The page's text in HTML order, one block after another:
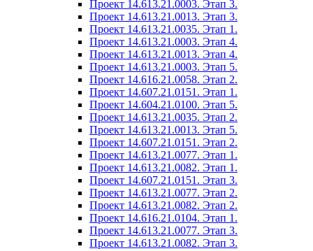
Проект 14.613.21.0003. Этап 3.
Проект 14.613.21.0013. Этап 3.
Проект 14.613.21.0035. Этап 1.
Проект 14.613.21.0003. Этап 4.
Проект 14.613.21.0013. Этап 4.
Проект 14.613.21.0003. Этап 5.
Проект 14.616.21.0058. Этап 2.
Проект 14.607.21.0151. Этап 1.
Проект 14.604.21.0100. Этап 5.
Проект 14.613.21.0035. Этап 2.
Проект 14.613.21.0013. Этап 5.
Проект 14.607.21.0151. Этап 2.
Проект 14.613.21.0077. Этап 1.
Проект 14.613.21.0082. Этап 1.
Проект 14.607.21.0151. Этап 3.
Проект 14.613.21.0077. Этап 2.
Проект 14.613.21.0082. Этап 2.
Проект 14.616.21.0104. Этап 1.
Проект 14.613.21.0077. Этап 3.
Проект 14.613.21.0082. Этап 3.